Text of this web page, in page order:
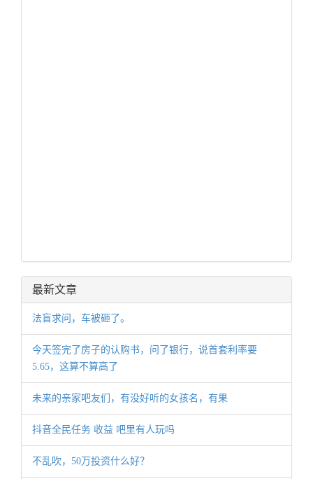
最新文章
法盲求问，车被砸了。
今天签完了房子的认购书，问了银行，说首套利率要
5.65，这算不算高了
未来的亲家吧友们，有没好听的女孩名，有果
抖音全民任务 收益 吧里有人玩吗
不乱吹，50万投资什么好？